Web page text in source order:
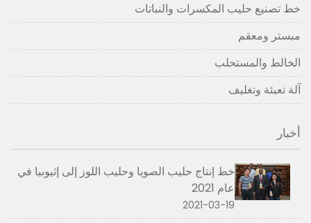
خط تصنيع حليب المكسرات والنباتات
مبستر ومعقم
الخالط والمستحلب
آلة تعبئة وتغليف
أخبار
خط إنتاج حليب الصويا وحليب اللوز إلى إثيوبيا في
عام 2021
2021-03-19